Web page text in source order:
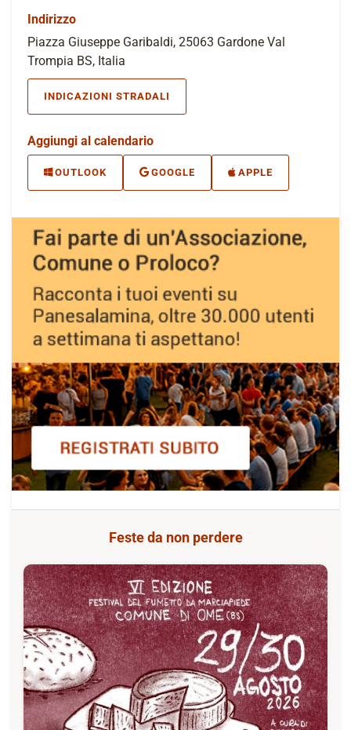
Indirizzo
Piazza Giuseppe Garibaldi, 25063 Gardone Val
Trompia BS, Italia
INDICAZIONI STRADALI
Aggiungi al calendario
OUTLOOK GOOGLE APPLE
Feste da non perdere